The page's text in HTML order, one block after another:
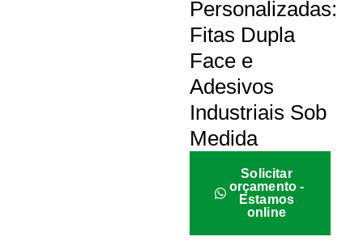
Personalizadas:
Fitas Dupla
Face e
Adesivos
Industriais Sob
Medida
Solicitar
orçamento -
Estamos
online